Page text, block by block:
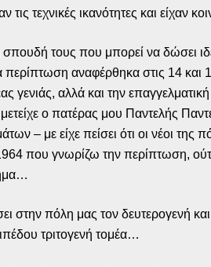
τεχνικές ικανότητες και είχαν
τους που μπορεί να δώσει
περίπτωση αναφέρθηκα στις 14
γενιάς, αλλά και την
μετείχε ο πατέρας μου Παντελής
– με είχε πείσει ότι οι νέοι της
που γνωρίζω την περίπτωση,
στην πόλη μας τον δευτερογενή
τριτογενή τομέα…